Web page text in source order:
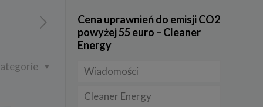
Cena uprawnień do emisji CO2
powyżej 55 euro – Cleaner
Energy
Wiadomości
Firmy
Cleaner Energy